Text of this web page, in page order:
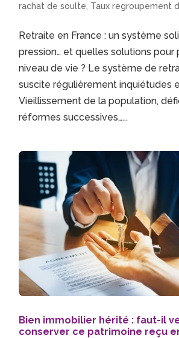
rachat de soulte Taux regroupement
Retraite en France : un système
pression… et quelles solutions pour
niveau de vie ? Le système de
suscite régulièrement inquiétudes
Vieillissement de la population,
réformes successives…...
Bien immobilier hérité : faut-il
conserver ce patrimoine reçu